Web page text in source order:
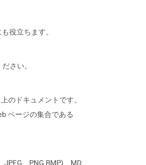
役立ちます。
さい。
のドキュメントです。
ページの集合である
、PNG BMP)、MD